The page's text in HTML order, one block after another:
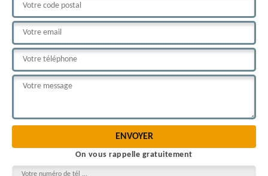
On vous rappelle gratuitement